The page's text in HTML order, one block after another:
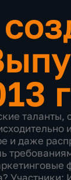
таланты,
и даже